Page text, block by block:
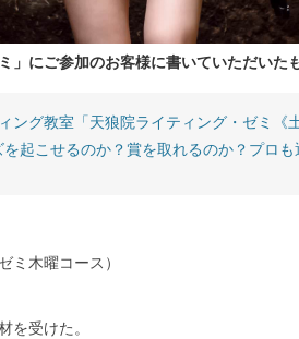
」にご参加のお客様に書いていただいた
ング教室「天狼院ライティング・ゼミ《
起こせるのか？賞を取れるのか？プロも
ミ木曜コース）
を受けた。